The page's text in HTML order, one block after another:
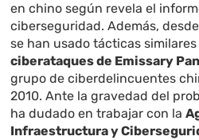
en chino según revela el
ciberseguridad. Además,
se han usado tácticas
ciberataques de Emissary
grupo de ciberdelincuentes
2010. Ante la gravedad del
ha dudado en trabajar con la
Infraestructura y